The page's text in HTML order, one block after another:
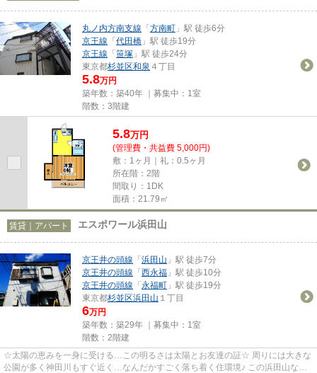
丸ノ内方南支線 「方南町 」駅 徒歩6分
京王線 「代田橋 」駅 徒歩19分
京王線 「笹塚 」駅 徒歩24分
東京都杉並区和泉 ４丁目
5.8万円
築年数：築40年 ｜募集中： 1室
階数：3階建
5.8万円
(管理費・共益費 5,000円)
敷：1ヶ月｜礼：0.5ヶ月
所在階：2階
間取り：1DK
面積：21.79㎡
賃貸｜アパート エスポワール浜田山
京王井の頭線 「浜田山 」駅 徒歩7分
京王井の頭線 「西永福 」駅 徒歩10分
京王井の頭線 「永福町 」駅 徒歩19分
東京都杉並区浜田山 １丁目
6万円
築年数：築29年 ｜募集中： 1室
階数：2階建
☆太陽の恵みを一身に受ける…この明るさは太陽とお友達の証☆ 周りには大きな
公園が多く神田川もすぐ近く…なんだかすごく落ち着く住環境♪ この浜田山なら